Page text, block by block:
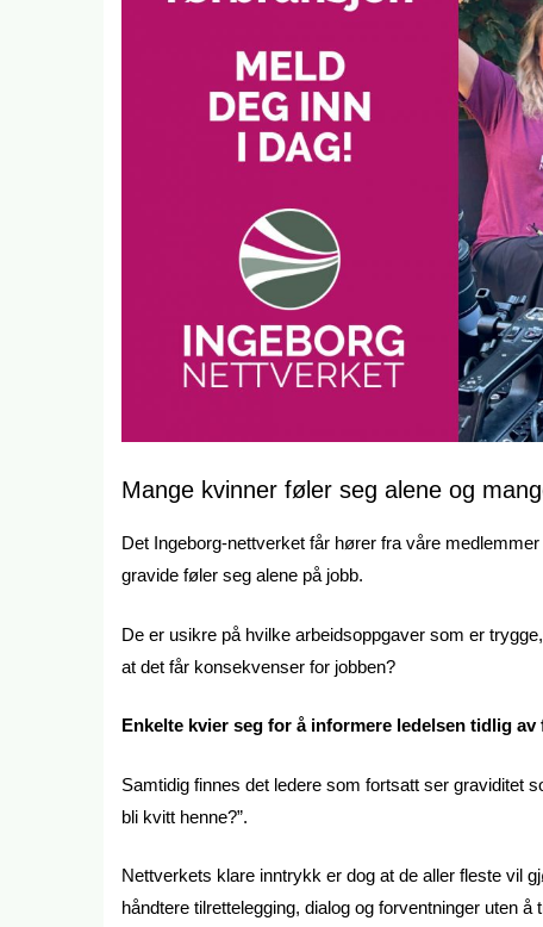
Mange kvinner føler seg alene og
Det Ingeborg-nettverket får hører fra våre
gravide føler seg alene på jobb.
De er usikre på hvilke arbeidsoppgaver som er
at det får konsekvenser for jobben?
Enkelte kvier seg for å informere ledelsen tidlig
Samtidig finnes det ledere som fortsatt ser graviditet
bli kvitt henne?”.
Nettverkets klare inntrykk er dog at de aller fleste vil
håndtere tilrettelegging, dialog og forventninger uten å